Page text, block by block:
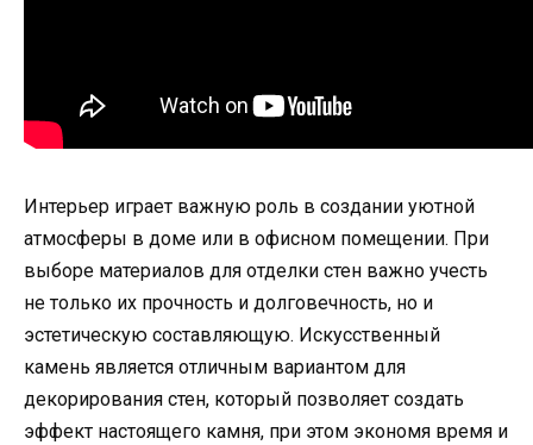
Интерьер играет важную роль в создании уютной
атмосферы в доме или в офисном помещении. При
выборе материалов для отделки стен важно учесть
не только их прочность и долговечность, но и
эстетическую составляющую. Искусственный
камень является отличным вариантом для
декорирования стен, который позволяет создать
эффект настоящего камня, при этом экономя время и